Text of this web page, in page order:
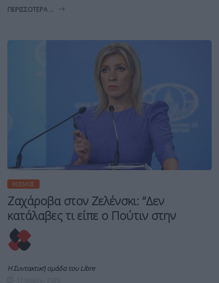
ΠΕΡΙΣΣΌΤΕΡΑ ...
ΚΌΣΜΟΣ
Ζαχάροβα στον Ζελένσκι: “Δεν
κατάλαβες τι είπε ο Πούτιν στην
Η Συντακτική ομάδα του Libre